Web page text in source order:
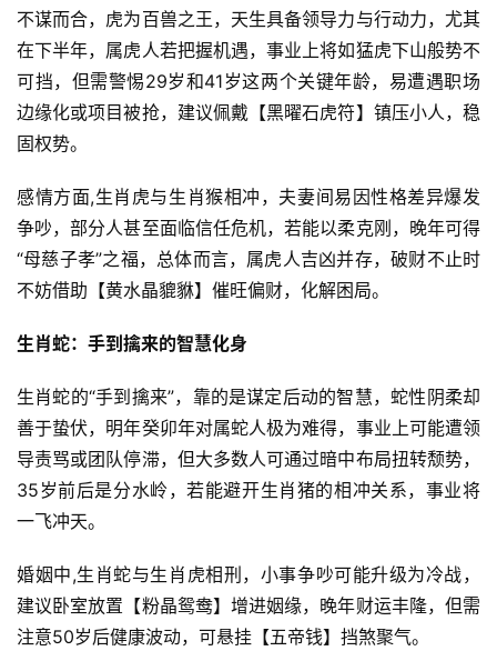
不谋而合，虎为百兽之王，天生具备领导力与行动力，尤其
在下半年，属虎人若把握机遇，事业上将如猛虎下山般势不
可挡，但需警惕29岁和41岁这两个关键年龄，易遭遇职场
边缘化或项目被抢，建议佩戴【黑曜石虎符】镇压小人，稳
固权势。
感情方面,生肖虎与生肖猴相冲，夫妻间易因性格差异爆发
争吵，部分人甚至面临信任危机，若能以柔克刚，晚年可得
“母慈子孝”之福，总体而言，属虎人吉凶并存，破财不止时
不妨借助【黄水晶貔貅】催旺偏财，化解困局。
生肖蛇：手到擒来的智慧化身
生肖蛇的“手到擒来”，靠的是谋定后动的智慧，蛇性阴柔却
善于蛰伏，明年癸卯年对属蛇人极为难得，事业上可能遭领
导责骂或团队停滞，但大多数人可通过暗中布局扭转颓势，
35岁前后是分水岭，若能避开生肖猪的相冲关系，事业将
一飞冲天。
婚姻中,生肖蛇与生肖虎相刑，小事争吵可能升级为冷战，
建议卧室放置【粉晶鸳鸯】增进姻缘，晚年财运丰隆，但需
注意50岁后健康波动，可悬挂【五帝钱】挡煞聚气。